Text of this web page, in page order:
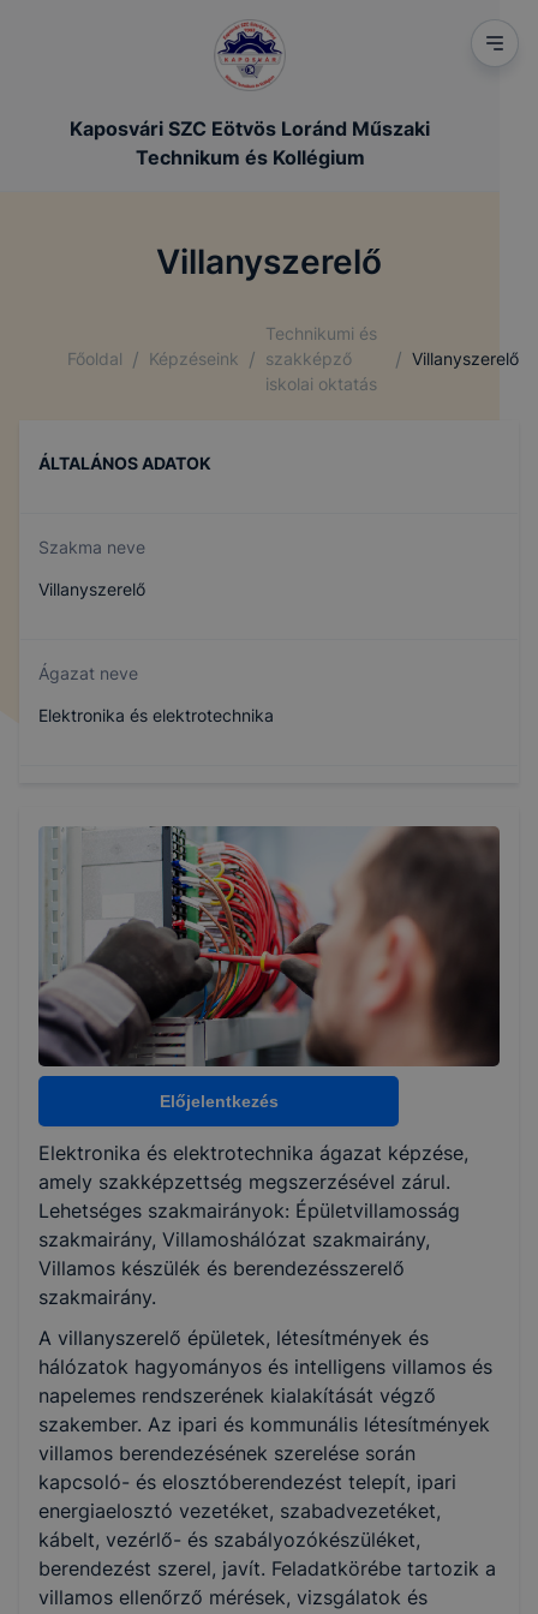
Kaposvári SZC Eötvös Loránd Műszaki
Technikum és Kollégium
Villanyszerelő
Főoldal / Képzéseink /
Technikumi és
szakképző
iskolai oktatás
/ Villanyszerelő
ÁLTALÁNOS ADATOK
Szakma neve
Villanyszerelő
Ágazat neve
Elektronika és elektrotechnika
Képzés időtartama
3 év
Választható szakmairányok:
Épületvillamosság
Villamos készülék és berendezésszerelő
KKK/PTT
KKK letöltése (pdf)
Okleveles technikusképzés
Nem
Előjelentkezés
Elektronika és elektrotechnika ágazat képzése,
amely szakképzettség megszerzésével zárul.
Lehetséges szakmairányok: Épületvillamosság
szakmairány, Villamoshálózat szakmairány,
Villamos készülék és berendezésszerelő
szakmairány.
A villanyszerelő épületek, létesítmények és
hálózatok hagyományos és intelligens villamos és
napelemes rendszerének kialakítását végző
szakember. Az ipari és kommunális létesítmények
villamos berendezésének szerelése során
kapcsoló- és elosztóberendezést telepít, ipari
energiaelosztó vezetéket, szabadvezetéket,
kábelt, vezérlő- és szabályozókészüléket,
berendezést szerel, javít. Feladatkörébe tartozik a
villamos ellenőrző mérések, vizsgálatok és